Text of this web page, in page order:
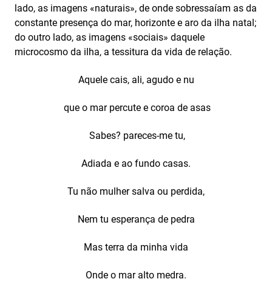
lado, as imagens «naturais», de onde sobressaíam as da
constante presença do mar, horizonte e aro da ilha natal;
do outro lado, as imagens «sociais» daquele
microcosmo da ilha, a tessitura da vida de relação.
Aquele cais, ali, agudo e nu
que o mar percute e coroa de asas
Sabes? pareces-me tu,
Adiada e ao fundo casas.
Tu não mulher salva ou perdida,
Nem tu esperança de pedra
Mas terra da minha vida
Onde o mar alto medra.